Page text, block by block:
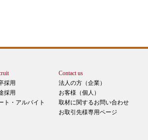
採用
採用
ト・アルバイト
Contact us
法人の方（企業）
お客様（個人）
取材に関するお問い合わせ
お取引先様専用ページ